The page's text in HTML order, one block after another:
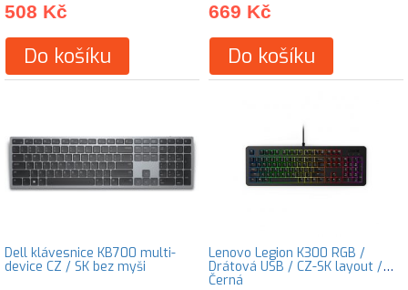
508 Kč
Do košíku
669 Kč
Do košíku
Dell klávesnice KB700 multi-
device CZ / SK bez myši
Lenovo Legion K300 RGB /
Drátová USB / CZ-SK layout /
Černá